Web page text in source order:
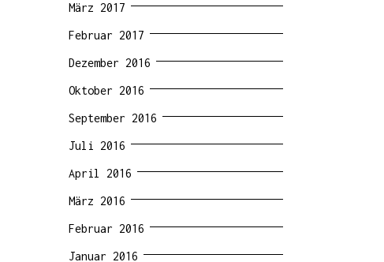
März 2017
Februar 2017
Dezember 2016
Oktober 2016
September 2016
Juli 2016
April 2016
März 2016
Februar 2016
Januar 2016